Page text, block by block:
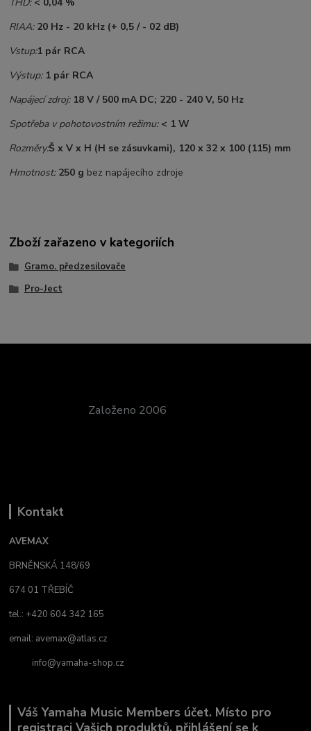
RIAA:20 Hz - 20 kHz (+ 0,5 / - 02 dB)
Vstup:1 pár RCA
Výstup:1 pár RCA
Napájecí zdroj:18 V / 500 mA DC; 220 - 240 V, 50 Hz
Spotřeba v pohotovostním režimu:< 1 W
Rozměry:Š x V x H (H se zásuvkami), 120 x 32 x 100 (115) mm
Hmotnost:250 g bez napájecího zdroje
Zboží zařazeno v kategoriích
Gramo. předzesilovače
Pro-Ject
Založeno 2006
Kontakt
AVEMAX
BRNĚNSKÁ 148/69
674 01 TŘEBÍČ
tel.: +420 604 342 165
email: avemax@atlas.cz
info@yamaha-shop.cz
Váš Yamaha Music Members účet. Místo pro
registraci Vašich produktů, přihlášení se k